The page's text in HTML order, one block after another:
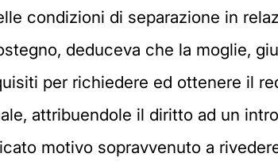
condizioni di separazione in
deduceva che la moglie,
per richiedere ed ottenere il
attribuendole il diritto ad un
motivo sopravvenuto a